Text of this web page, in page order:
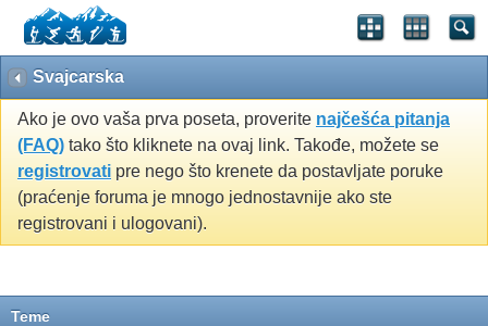
Svajcarska
Ako je ovo vaša prva poseta, proverite najčešća pitanja
(FAQ) tako što kliknete na ovaj link. Takođe, možete se
registrovati pre nego što krenete da postavljate poruke
(praćenje foruma je mnogo jednostavnije ako ste
registrovani i ulogovani).
Teme